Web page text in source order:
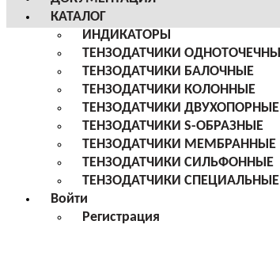
КАТАЛОГ
ИНДИКАТОРЫ
ТЕНЗОДАТЧИКИ
ТЕНЗОДАТЧИКИ БАЛОЧНЫЕ
ТЕНЗОДАТЧИКИ КОЛОННЫЕ
ТЕНЗОДАТЧИКИ ДВУХОПОРНЫЕ
ТЕНЗОДАТЧИКИ S-ОБРАЗНЫЕ
ТЕНЗОДАТЧИКИ МЕМБРАННЫЕ
ТЕНЗОДАТЧИКИ СИЛЬФОННЫЕ
ТЕНЗОДАТЧИКИ СПЕЦИАЛЬНЫЕ
Войти
Регистрация